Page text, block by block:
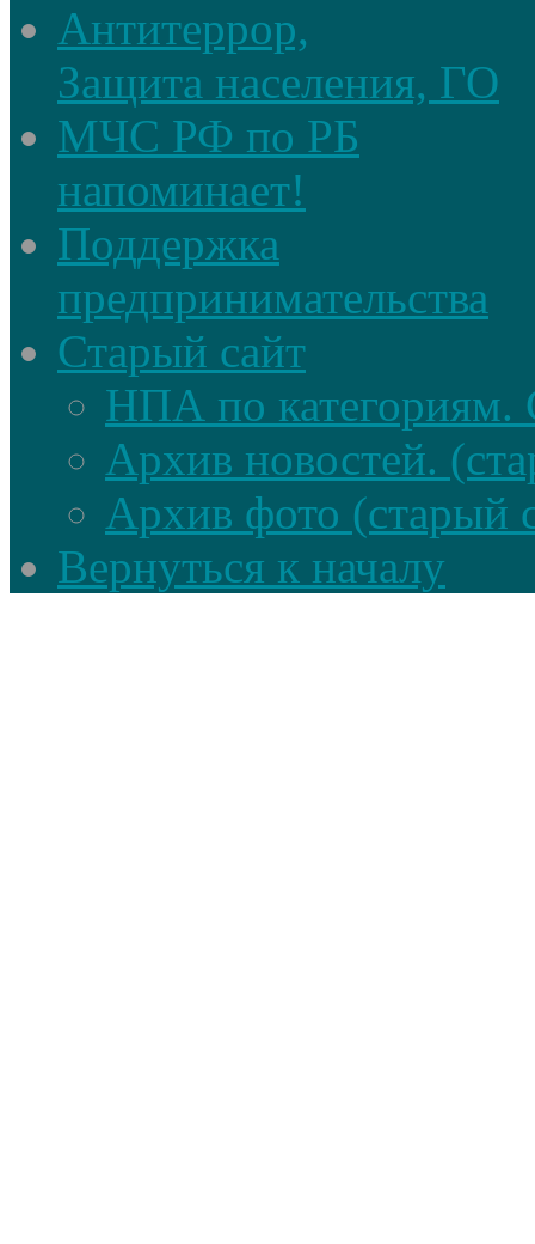
Антитеррор,
Защита населения, ГО
МЧС РФ по РБ
напоминает!
Поддержка
предпринимательства
Старый сайт
НПА по категориям.
Архив новостей.
Архив фото (старый
Вернуться к началу